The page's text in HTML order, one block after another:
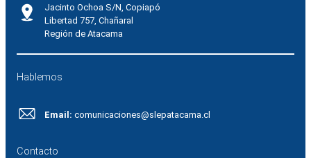
Jacinto Ochoa S/N, Copiapó
Libertad 757, Chañaral
Región de Atacama
Hablemos
Email: comunicaciones@slepatacama.cl
Contacto